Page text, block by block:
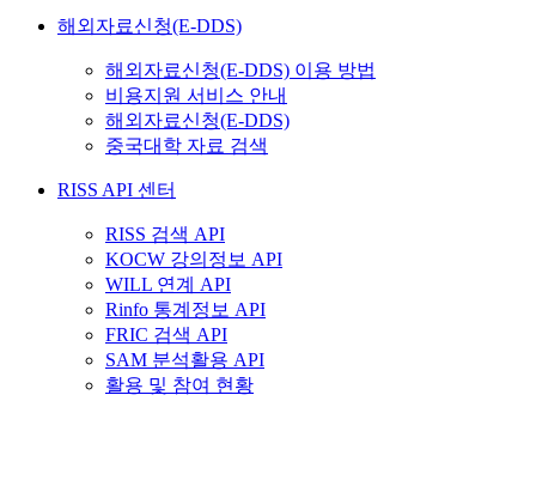
해외자료신청(E-DDS)
해외자료신청(E-DDS) 이용 방법
비용지원 서비스 안내
해외자료신청(E-DDS)
중국대학 자료 검색
RISS API 센터
RISS 검색 API
KOCW 강의정보 API
WILL 연계 API
Rinfo 통계정보 API
FRIC 검색 API
SAM 분석활용 API
활용 및 참여 현황